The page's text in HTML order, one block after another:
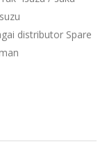
distributor Spare